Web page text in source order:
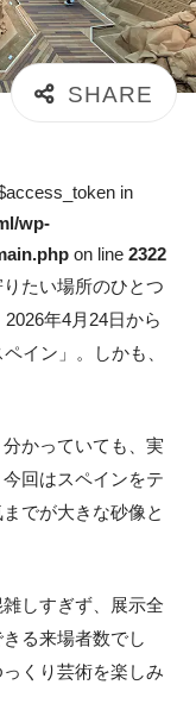
in
wp-
on line 2322
たい場所のひとつ
年4月24日から
イン」。しかも、
かっていても、実
回はスペインをテ
でが大きな砂像と
しすぎず、展示全
る来場者数でし
くり芸術を楽しみ